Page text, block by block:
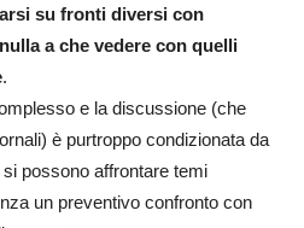
su fronti diversi con
a che vedere con quelli
.
e la discussione (che
è purtroppo condizionata da
possono affrontare temi
un preventivo confronto con